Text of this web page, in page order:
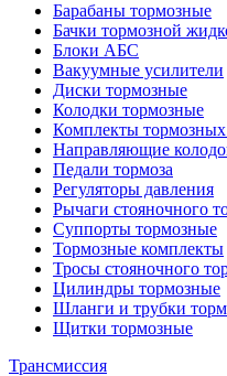
Барабаны тормозные
Бачки тормозной
Блоки АБС
Вакуумные усилители
Диски тормозные
Колодки тормозные
Комплекты тормозных
Направляющие
Педали тормоза
Регуляторы давления
Рычаги стояночного
Суппорты тормозные
Тормозные комплекты
Тросы стояночного
Цилиндры тормозные
Шланги и трубки
Щитки тормозные
Трансмиссия